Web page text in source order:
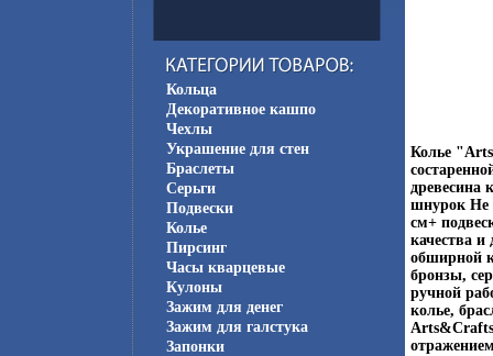
Кольца
Декоративное кашпо
Чехлы
Украшение для стен
Браслеты
Серьги
Подвески
Колье
Пирсинг
Часы кварцевые
Кулоны
Зажим для денег
Зажим для галстука
Запонки
Колье
древесина
шнурок Не
см+
качества и
обширной
бронзы,
ручной
колье,
Arts&Crafts